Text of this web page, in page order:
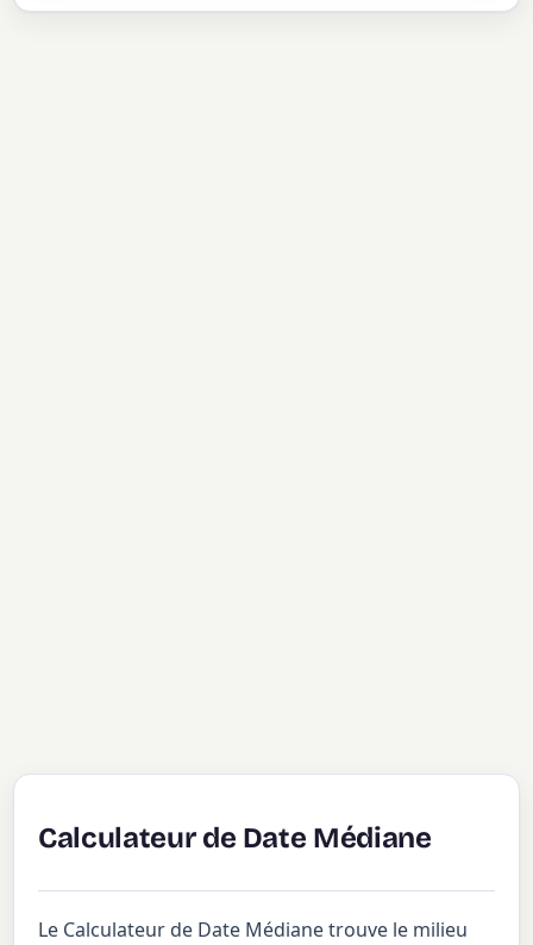
Calculateur de Date Médiane
Le Calculateur de Date Médiane trouve le milieu